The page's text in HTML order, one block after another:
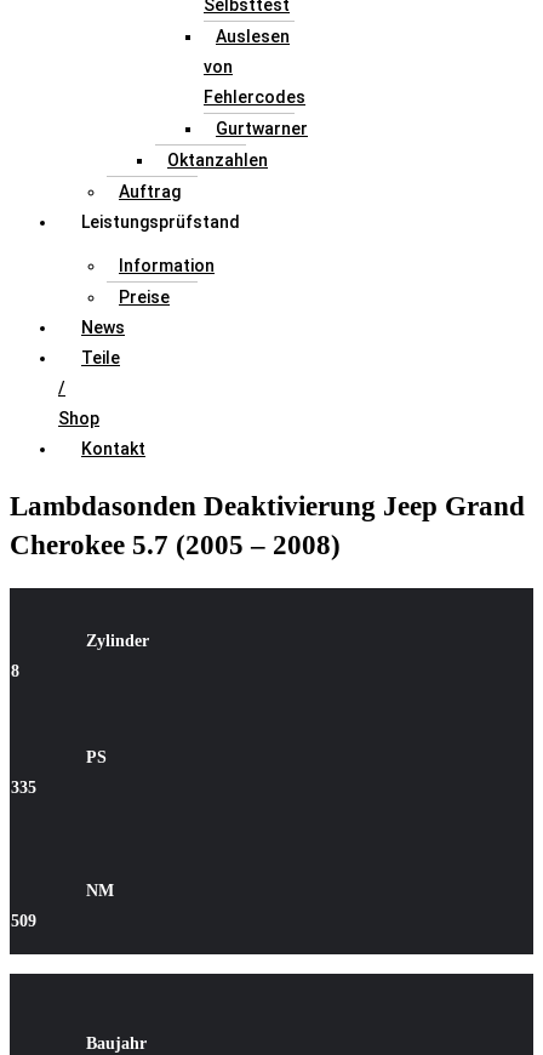
Selbsttest
Auslesen
von
Fehlercodes
Gurtwarner
Oktanzahlen
Auftrag
Leistungsprüfstand
Information
Preise
News
Teile
/
Shop
Kontakt
Lambdasonden Deaktivierung Jeep Grand
Cherokee 5.7 (2005 – 2008)
Zylinder
8
PS
335
NM
509
Baujahr